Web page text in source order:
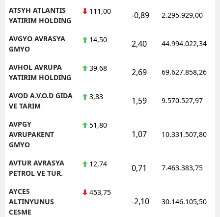
ATSYH ATLANTIS
YATIRIM HOLDING
111,00 -0,89 2.295.929,00
AVGYO AVRASYA
GMYO
14,50 2,40 44.994.022,34
AVHOL AVRUPA
YATIRIM HOLDING
39,68 2,69 69.627.858,26
AVOD A.V.O.D GIDA
VE TARIM
3,83 1,59 9.570.527,97
AVPGY
AVRUPAKENT
GMYO
51,80
1,07 10.331.507,80
AVTUR AVRASYA
PETROL VE TUR.
12,74 0,71 7.463.383,75
AYCES
ALTINYUNUS
CESME
453,75
-2,10 30.146.105,50